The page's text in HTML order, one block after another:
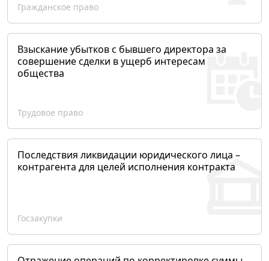
Гражданское право
Взыскание убытков с бывшего директора за
совершение сделки в ущерб интересам
общества
Трудовое право
Последствия ликвидации юридического лица –
контрагента для целей исполнения контракта
Госзакупки